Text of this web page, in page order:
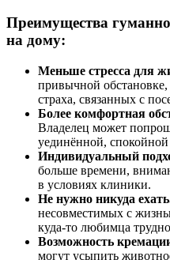
Преимущества
на дому:
Меньше стресса для
привычной обстановке,
страха, связанных с
Более комфортная
Владелец может
уединённой, спокойной
Индивидуальный
больше времени,
в условиях клиники.
Не нужно никуда
несовместимых с
куда-то любимца
Возможность
могут усыпить